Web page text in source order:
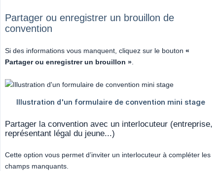
Partager ou enregistrer un brouillon de
convention
Si des informations vous manquent, cliquez sur le bouton «
Partager ou enregistrer un brouillon ».
Partager la convention avec un interlocuteur (entreprise,
représentant légal du jeune...)
Cette option vous permet d’inviter un interlocuteur à compléter les
champs manquants.